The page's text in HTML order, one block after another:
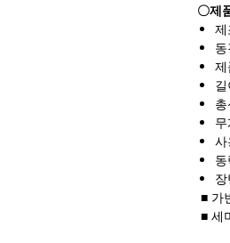
〇제
제
제
■ 가
■ 세